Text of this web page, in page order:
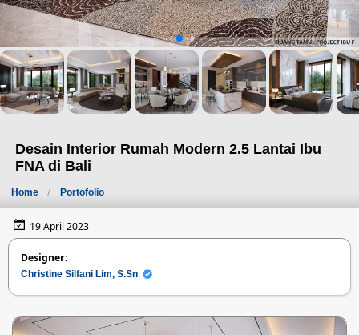
Desain Interior Rumah Modern 2.5 Lantai Ibu
FNA di Bali
Home Portofolio
19 April 2023
Designer:
Christine Silfani Lim, S.Sn